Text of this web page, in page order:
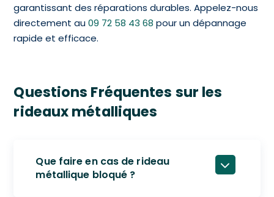
garantissant des réparations durables. Appelez-nous
directement au09 72 58 43 68 pour un dépannage
rapide et efficace.
Questions Fréquentes sur les
rideaux métalliques
Que faire en cas de rideau
métallique bloqué ?